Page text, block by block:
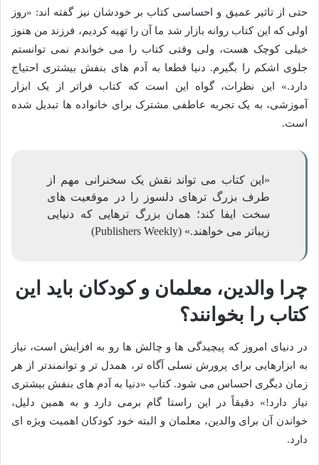
حتی از تاثیر عمیق و احساسی کتاب بر خودشان نیز گفته اند: «روز
اولی که این کتاب روانه بازار شد ما آن را تهیه کردیم، فرزند من هنوز
خیلی کوچک هست، ولی وقتی کتاب را می خواندم نمی توانستم
جلوی اشکم را بگیرم. دنیا قطعا به آدم های بنفش بیشتری احتیاج
دارد.» این نظرات، گواه این است که کتاب فراتر از یک ابزار
آموزشی، به یک تجربه عاطفی مشترک برای خانواده ها تبدیل شده
است.
«این کتاب می تواند نقش یک سخنرانی مهم از
طرف بزرگ ترهای دلسوز را در موقعیت های
سخت ایفا کند؛ همان بزرگ ترهایی که دنیایی
زیباتر می خواهند.» (Publishers Weekly)
چرا والدین، معلمان و کودکان باید این
کتاب را بخوانند؟
در دنیای امروز که پیچیدگی ها و چالش ها رو به افزایش است، نیاز
به ابزارهایی برای پرورش نسلی آگاه تر، همدل تر و توانمندتر از هر
زمان دیگری احساس می شود. کتاب «دنیا به آدم های بنفش بیشتری
نیاز دارد!» دقیقاً در این راستا گام برمی دارد و به همین دلیل،
خواندن آن برای والدین، معلمان و البته خود کودکان اهمیت ویژه ای
دارد.